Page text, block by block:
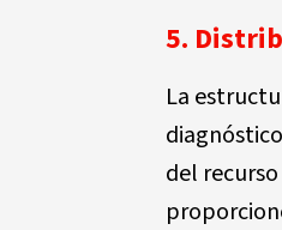
5.
La
del